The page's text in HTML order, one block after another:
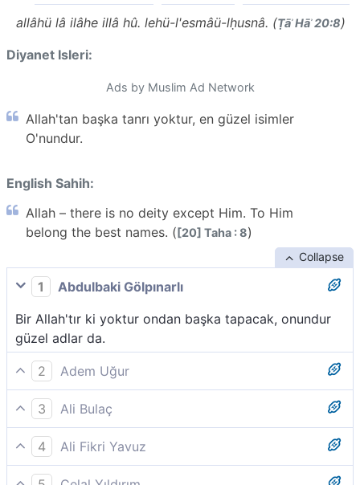
allâhü lâ ilâhe illâ hû. lehü-l'esmâü-lḥusnâ. (Ṭāʾ Hāʾ 20:8)
Diyanet Isleri:
Ads by Muslim Ad Network
Allah'tan başka tanrı yoktur, en güzel isimler
O'nundur.
English Sahih:
Allah – there is no deity except Him. To Him
belong the best names. ([20] Taha : 8)
Collapse
1
Abdulbaki Gölpınarlı
Bir Allah'tır ki yoktur ondan başka tapacak, onundur
güzel adlar da.
2
Adem Uğur
Allah, kendisinden başka ilâh olmayandır. En güzel
isimler O´na mahsustur.
3
Ali Bulaç
Allah; O'ndan başka İlah yoktur. En güzel isimler
O'nundur.
4
Ali Fikri Yavuz
Allah odur ki, kendisinden başka hiç bir ilâh yoktur. En